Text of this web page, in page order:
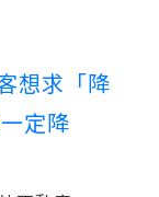
想求「降
定降